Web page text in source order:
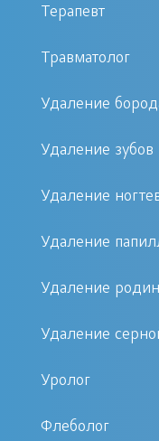
на
продуктов их
при острых
растворов не
действенный
специальных
Терапевт
Травматолог
Удаление
Удаление зубов
Удаление
Удаление
Удаление
Удаление
Уролог
Флеболог